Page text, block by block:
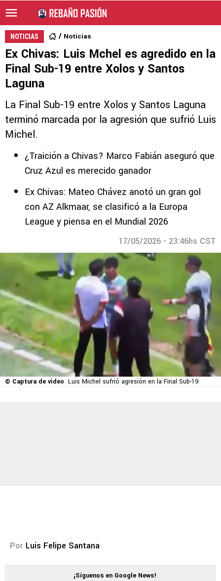
NOTICIAS Noticias
Ex Chivas: Luis Mchel es agredido en la
Final Sub-19 entre Xolos y Santos
Laguna
La Final Sub-19 entre Xolos y Santos Laguna
terminó marcada por la agresión que sufrió Luis
Michel.
¿Traición a Chivas? Marco Fabián aseguró que
Cruz Azul es merecido ganador
Ex Chivas: Mateo Chávez anotó un gran gol
con AZ Alkmaar, se clasificó a la Europa
League y piensa en el Mundial 2026
17/05/2026 - 23:46hs CST
© Captura de video Luis Michel sufrió agresión en la Final Sub-19
Por Luis Felipe Santana
¡Síguenos en Google News!